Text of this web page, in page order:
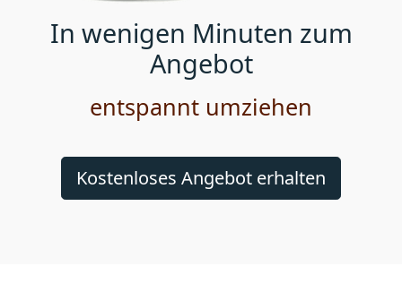
In wenigen Minuten zum
Angebot
entspannt umziehen
Kostenloses Angebot erhalten